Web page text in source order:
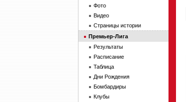
Фото
Видео
Страницы истории
Премьер-Лига
Результаты
Расписание
Таблица
Дни Рождения
Бомбардиры
Клубы